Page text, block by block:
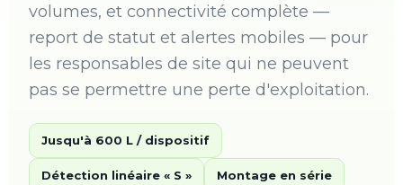
volumes, et connectivité complète —
report de statut et alertes mobiles — pour
les responsables de site qui ne peuvent
pas se permettre une perte d'exploitation.
Jusqu'à 600 L / dispositif
Détection linéaire « S » Montage en série